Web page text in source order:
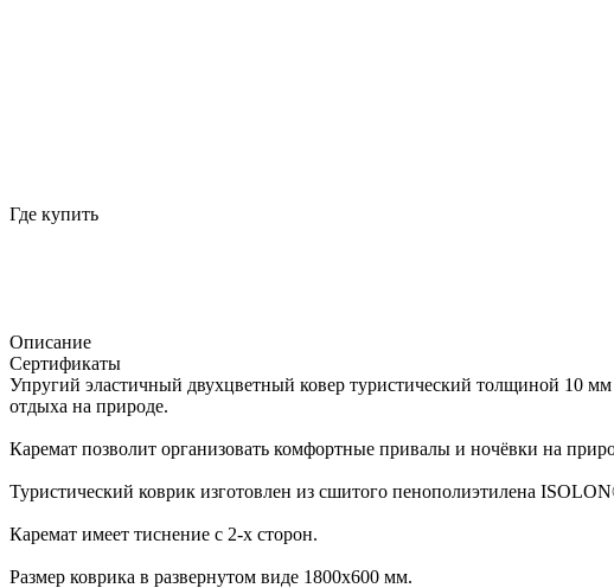
Где купить
Описание
Сертификаты
Упругий эластичный двухцветный ковер туристический толщиной 10 мм
отдыха на природе.
Каремат позволит организовать комфортные привалы и ночёвки на
Туристический коврик изготовлен из сшитого пенополиэтилена
Каремат имеет тиснение с 2-х сторон.
Размер коврика в развернутом виде 1800х600 мм.